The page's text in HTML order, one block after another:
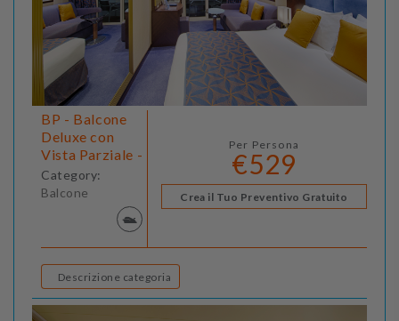
BP - Balcone
Deluxe con
Vista Parziale -
Category:
Balcone
Per Persona
€529
Crea il Tuo Preventivo Gratuito
Descrizione categoria